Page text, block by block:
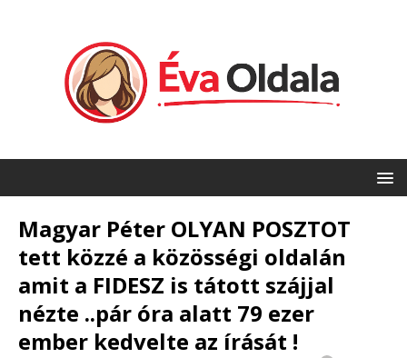
Magyar Péter OLYAN POSZTOT
tett közzé a közösségi oldalán
amit a FIDESZ is tátott szájjal
nézte ..pár óra alatt 79 ezer
ember kedvelte az írását !